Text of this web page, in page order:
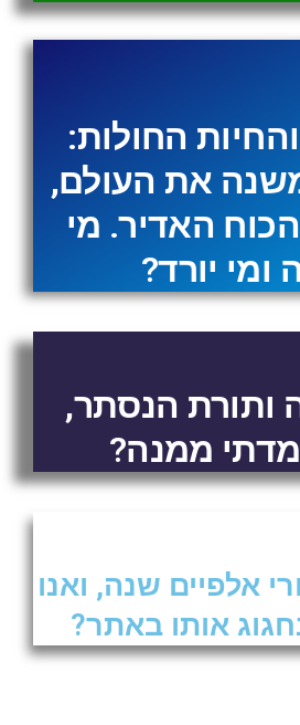
החולות:
את העולם,
האדיר. מי
ומי יורד?
ותורת הנסתר,
ממנה?
אלפיים שנה, ואנו
אותו באתר?